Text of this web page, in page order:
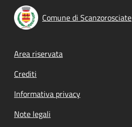
Comune di Scanzorosciate
Footer menu
Area riservata
Crediti
Informativa privacy
Note legali